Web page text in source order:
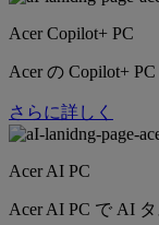
Acer Copilot+ PC
Acer の Copilot+
さらに詳しく
Acer AI PC
Acer AI PC で AI